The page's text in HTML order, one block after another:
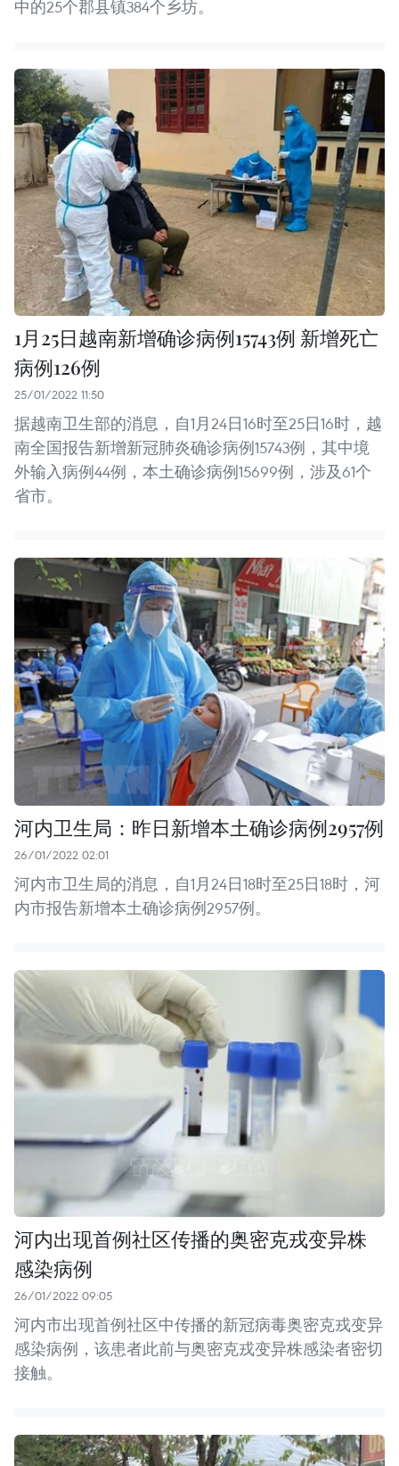
中的25个郡县镇384个乡坊。
1月25日越南新增确诊病例15743例 新增死亡
病例126例
25/01/2022 11:50
据越南卫生部的消息，自1月24日16时至25日16时，越
南全国报告新增新冠肺炎确诊病例15743例，其中境
外输入病例44例，本土确诊病例15699例，涉及61个
省市。
河内卫生局：昨日新增本土确诊病例2957例
26/01/2022 02:01
河内市卫生局的消息，自1月24日18时至25日18时，河
内市报告新增本土确诊病例2957例。
河内出现首例社区传播的奥密克戎变异株
感染病例
26/01/2022 09:05
河内市出现首例社区中传播的新冠病毒奥密克戎变异
感染病例，该患者此前与奥密克戎变异株感染者密切
接触。